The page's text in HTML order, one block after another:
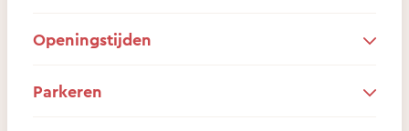
Openingstijden
Parkeren